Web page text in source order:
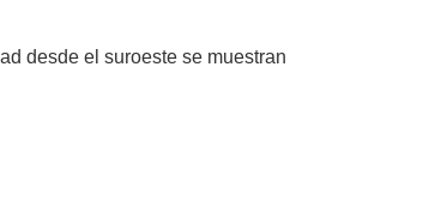
desde el suroeste se muestran